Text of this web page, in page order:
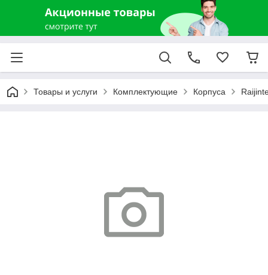
Товары и услуги Комплектующие Корпуса